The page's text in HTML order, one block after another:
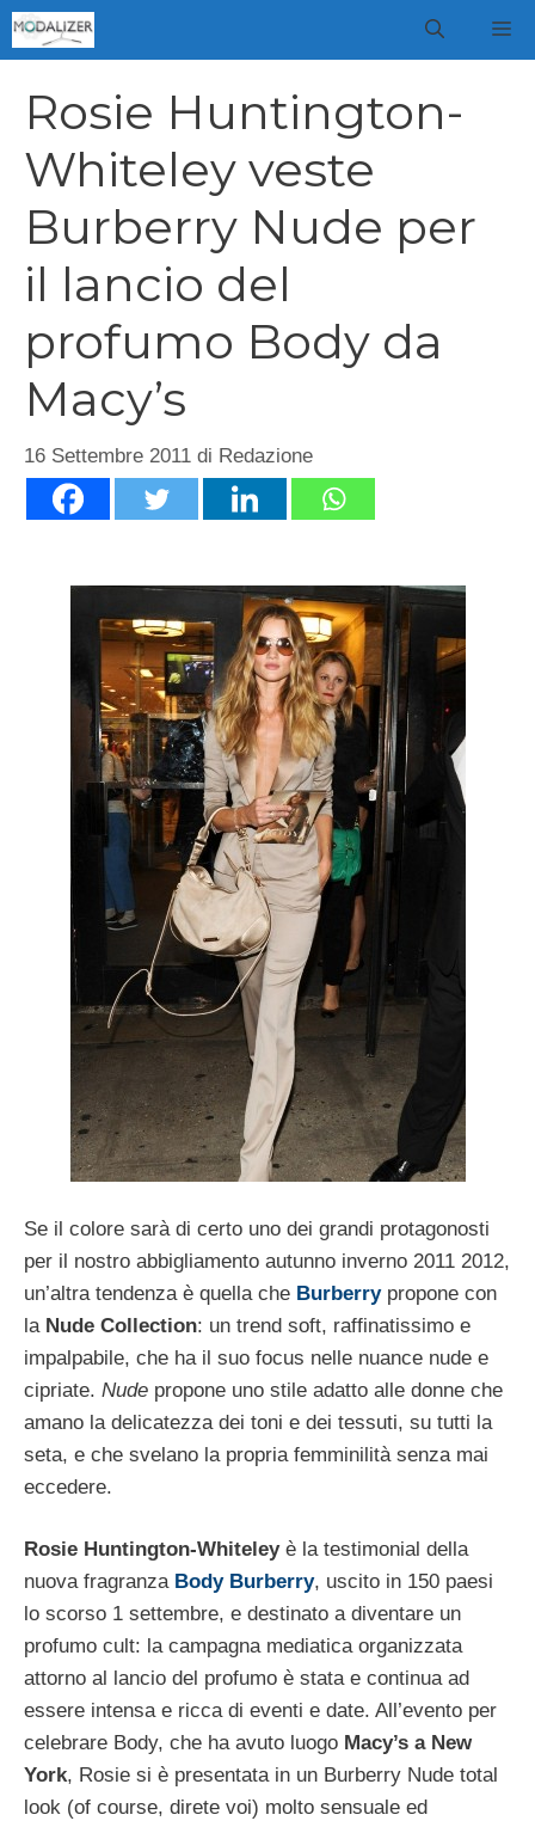
Vai
al
Rosie Huntington-
Whiteley veste
Burberry Nude per
il lancio del
profumo Body da
Macy’s
16 Settembre 2011 di Redazione
Se il colore sarà di certo uno dei grandi protagonosti
per il nostro abbigliamento autunno inverno 2011 2012,
un’altra tendenza è quella che Burberrypropone con
la Nude Collection: un trend soft, raffinatissimo e
impalpabile, che ha il suo focus nelle nuance nude e
cipriate. Nude propone uno stile adatto alle donne che
amano la delicatezza dei toni e dei tessuti, su tutti la
seta, e che svelano la propria femminilità senza mai
eccedere.
Rosie Huntington-Whiteleyè la testimonial della
nuova fragranza Body Burberry, uscito in 150 paesi
lo scorso 1 settembre, e destinato a diventare un
profumo cult: la campagna mediatica organizzata
attorno al lancio del profumo è stata e continua ad
essere intensa e ricca di eventi e date. All’evento per
celebrare Body, che ha avuto luogo Macy’s a New
York, Rosie si è presentata in un Burberry Nude total
look (of course, direte voi) molto sensuale ed